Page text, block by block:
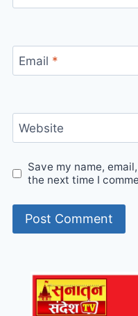
Email *
Website
Save my name,
the next time I